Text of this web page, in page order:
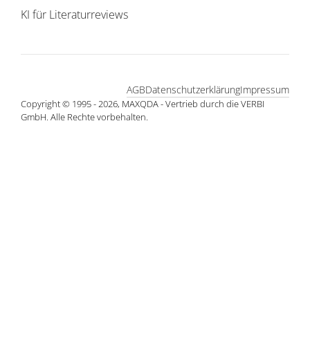
KI für Literaturreviews
Copyright © 1995 - 2026, MAXQDA - Vertrieb durch die VERBI
GmbH. Alle Rechte vorbehalten.
Impressum
Datenschutzerklärung
AGB